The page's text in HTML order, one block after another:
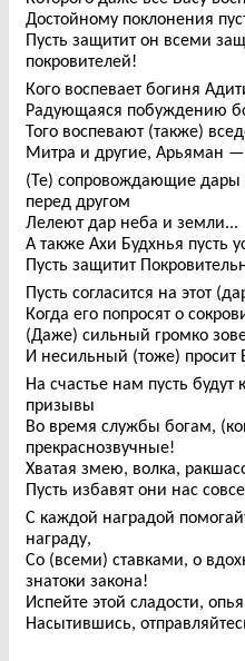
Достойному поклонения
Пусть защитит он всеми
покровителей!
Кого воспевает богиня
Радующаяся побуждению
Того воспевают (также)
Митра и другие, Арьяман
(Те) сопровождающие дары
перед другом
Лелеют дар неба и земли...
А также Ахи Будхнья пусть
Пусть защитит
Пусть согласится на этот
Когда его попросят о
(Даже) сильный громко
И несильный (тоже) просит
На счастье нам пусть
призывы
Во время службы богам,
прекраснозвучные!
Хватая змею, волка,
Пусть избавят они нас
С каждой наградой
награду,
Со (всеми) ставками, о
знатоки закона!
Испейте этой сладости,
Насытившись,